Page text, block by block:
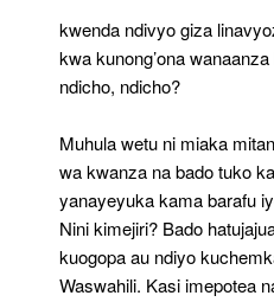
kwenda ndivyo giza
kwa kunong’ona
ndicho, ndicho?
Muhula wetu ni miaka
wa kwanza na bado tuko
yanayeyuka kama barafu
Nini kimejiri? Bado
kuogopa au ndiyo
Waswahili. Kasi imepotea